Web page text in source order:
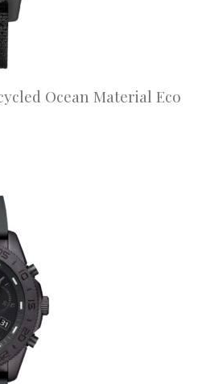
Ocean Material Eco